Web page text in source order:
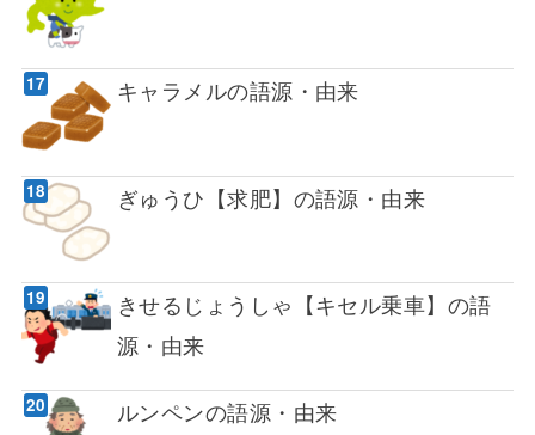
キャラメルの語源・由来
ぎゅうひ【求肥】の語源・由来
きせるじょうしゃ【キセル乗車】の語
源・由来
ルンペンの語源・由来